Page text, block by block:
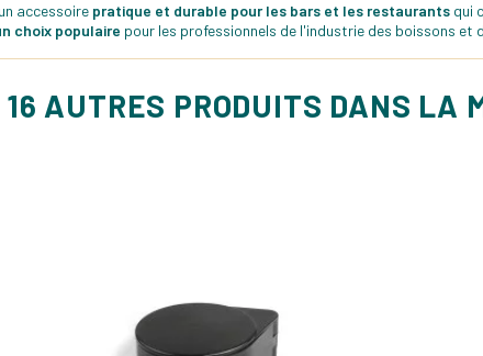
accessoire pratique et durable pour les bars et les restaurants qui
choix populaire pour les professionnels de l'industrie des boissons et
16 AUTRES PRODUITS DANS LA